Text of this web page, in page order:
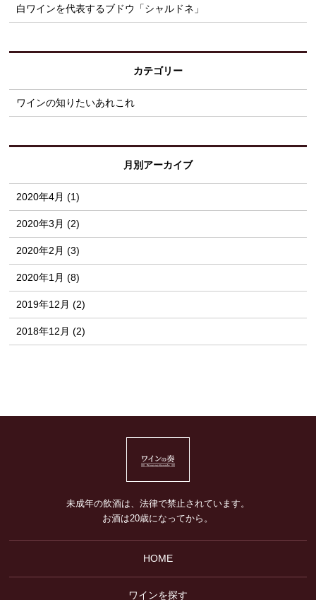
白ワインを代表するブドウ「シャルドネ」
カテゴリー
ワインの知りたいあれこれ
月別アーカイブ
2020年4月 (1)
2020年3月 (2)
2020年2月 (3)
2020年1月 (8)
2019年12月 (2)
2018年12月 (2)
未成年の飲酒は、法律で禁止されています。
お酒は20歳になってから。
HOME
ワインを探す